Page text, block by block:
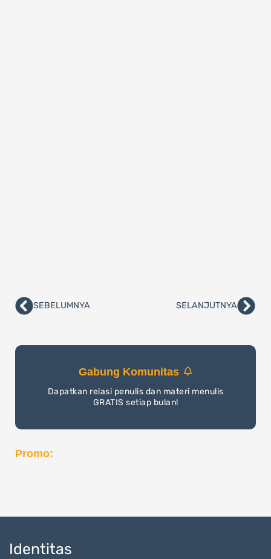
PrevSEBELUMNYA SELANJUTNYA
Gabung Komunitas
Dapatkan relasi penulis dan materi menulis
GRATIS setiap bulan!
Promo:
Identitas